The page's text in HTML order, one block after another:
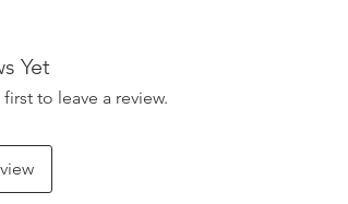
Yet
to leave a review.